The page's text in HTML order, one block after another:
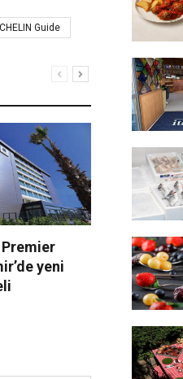
Guide
yeni
Sofralar
sahipliği